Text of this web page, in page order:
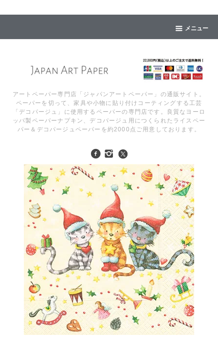
メニュー
アートペーパー専門店「ジャパンアートペーパー」の通販サイト。
ペーパーを切って、家具や小物に貼り付けコーティングする工芸
「デコパージュ」に使用するペーパーの専門店です。良質なヨーロ
ッパ製ペーパーナプキン、デコパージュ用につくられたライスペー
パー＆デコパージュペーパーを約2000点ご用意しております。